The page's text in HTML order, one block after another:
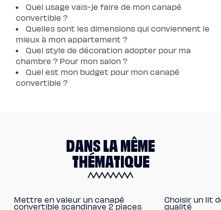
Quel usage vais-je faire de mon canapé
convertible ?
Quelles sont les dimensions qui conviennent le
mieux à mon appartement ?
Quel style de décoration adopter pour ma
chambre ? Pour mon salon ?
Quel est mon budget pour mon canapé
convertible ?
DANS LA MÊME
THÉMATIQUE
Mettre en valeur un canapé
convertible scandinave 2 places
Choisir un lit
qualité